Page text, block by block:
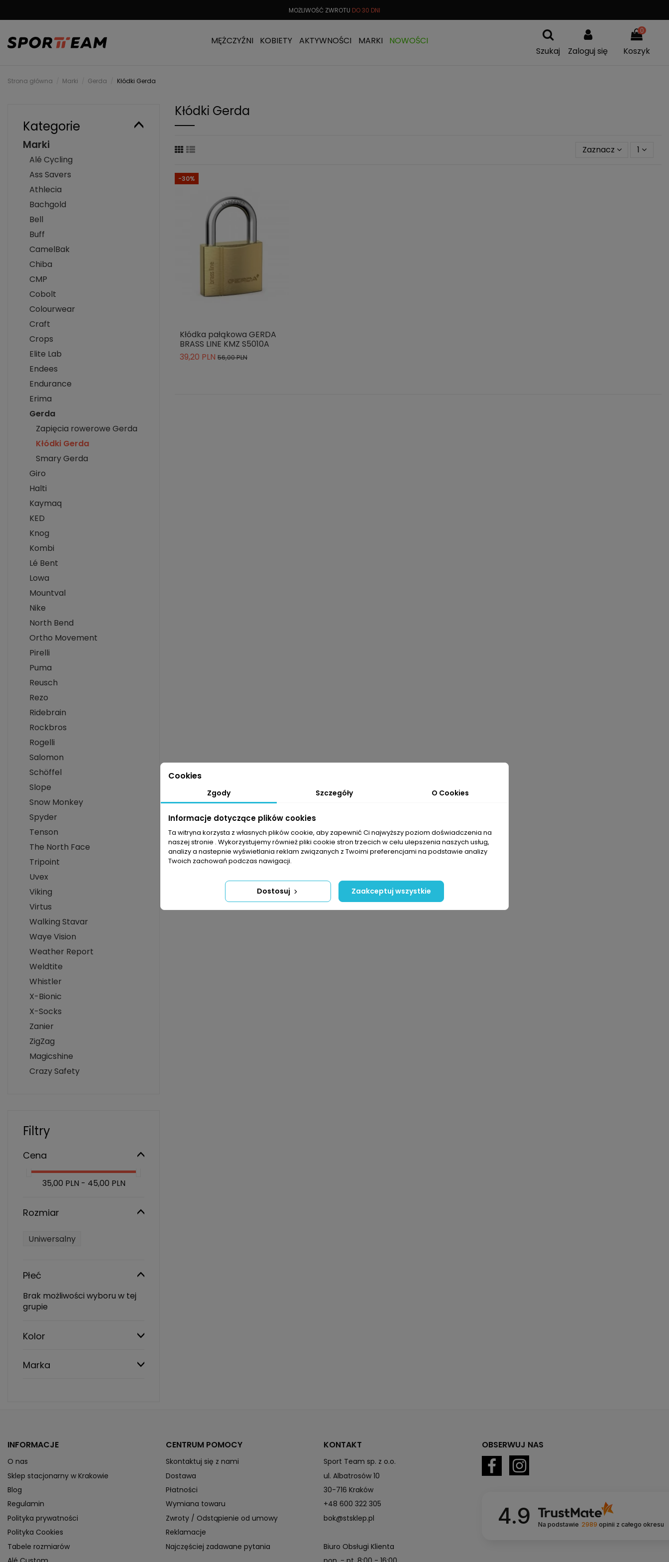
MOŻLIWOŚĆ ZWROTU DO 30 DNI
MĘŻCZYŹNI KOBIETY AKTYWNOŚCI MARKI
NOWOŚCI
Szukaj
Zaloguj się
0
Koszyk
Strona główna Marki Gerda Kłódki Gerda
Kłódki Gerda
Zaznacz 1
-30%
Kłódka pałąkowa GERDA
BRASS LINE KMZ S5010A
39,20 PLN 56,00 PLN
Kategorie
Marki
Alé Cycling
Ass Savers
Athlecia
Bachgold
Bell
Buff
CamelBak
Chiba
CMP
Cobolt
Colourwear
Craft
Crops
Elite Lab
Endees
Endurance
Erima
Gerda
Zapięcia rowerowe Gerda
Kłódki Gerda
Smary Gerda
Giro
Halti
Kaymaq
KED
Knog
Kombi
Lé Bent
Lowa
Mountval
Nike
North Bend
Ortho Movement
Pirelli
Puma
Reusch
Rezo
Ridebrain
Rockbros
Rogelli
Salomon
Schöffel
Slope
Snow Monkey
Spyder
Tenson
The North Face
Tripoint
Uvex
Viking
Virtus
Walking Stavar
Waye Vision
Weather Report
Weldtite
Whistler
X-Bionic
X-Socks
Zanier
ZigZag
Magicshine
Crazy Safety
Filtry
Cena
35,00 PLN - 45,00 PLN
Rozmiar
Uniwersalny
Płeć
Brak możliwości wyboru w tej
grupie
Kolor
Marka
INFORMACJE
O nas
Sklep stacjonarny w Krakowie
Blog
Regulamin
Polityka prywatności
Polityka Cookies
Tabele rozmiarów
CENTRUM POMOCY
Skontaktuj się z nami
Dostawa
Płatności
Wymiana towaru
Zwroty / Odstąpienie od umowy
Reklamacje
Najczęściej zadawane pytania
KONTAKT
Sport Team sp. z o.o.
ul. Albatrosów 10
30-716 Kraków
+48 600 322 305
bok@stsklep.pl
Biuro Obsługi Klienta
Cookies
Zgody Szczegóły O Cookies
Informacje dotyczące plików cookies
Ta witryna korzysta z własnych plików cookie, aby zapewnić Ci najwyższy poziom doświadczenia na
naszej stronie . Wykorzystujemy również pliki cookie stron trzecich w celu ulepszenia naszych usług,
analizy a nastepnie wyświetlania reklam związanych z Twoimi preferencjami na podstawie analizy
Twoich zachowań podczas nawigacji.
Dostosuj Zaakceptuj wszystkie
OBSERWUJ NAS
4.9 Na podstawie 2989 opinii z całego okresu